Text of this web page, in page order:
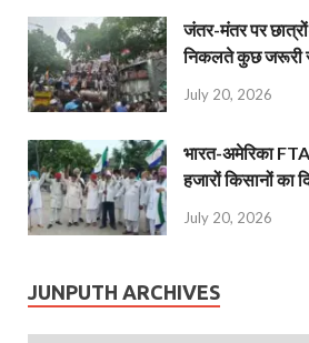
जंतर-मंतर पर
निकलते कुछ जरूरी
July 20, 2026
भारत-अमेरिका
हजारों किसानों का
July 20, 2026
JUNPUTH ARCHIVES